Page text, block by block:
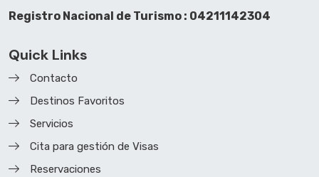
Registro Nacional de Turismo : 04211142304
Quick Links
Contacto
Destinos Favoritos
Servicios
Cita para gestión de Visas
Reservaciones